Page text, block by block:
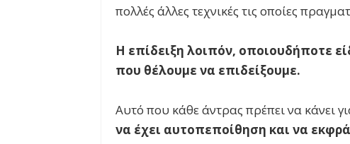
πολλές άλλες τεχνικές τις οποίες
Η επίδειξη λοιπόν, οποιουδήποτε
που θέλουμε να επιδείξουμε.
Αυτό που κάθε άντρας πρέπει να κάνει
να έχει αυτοπεποίθηση και να